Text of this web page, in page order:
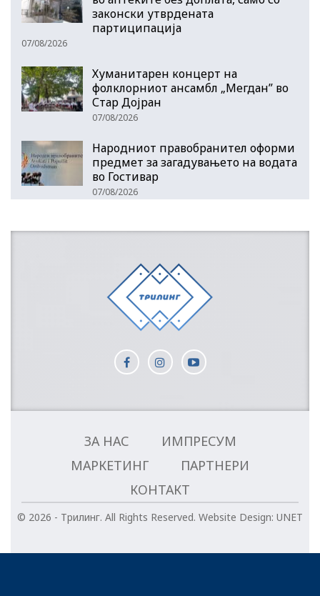
законски утврдената
партиципација
07/08/2026
Хуманитарен концерт на
фолклорниот ансамбл „Мегдан” во
Стар Дојран
07/08/2026
Народниот правобранител оформи
предмет за загадувањето на водата
во Гостивар
07/08/2026
ЗА НАС
ИМПРЕСУМ
МАРКЕТИНГ
ПАРТНЕРИ
КОНТАКТ
© 2026 - Трилинг. All Rights Reserved. Website Design: UNET